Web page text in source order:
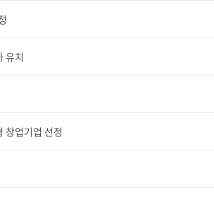
유치
창업기업 선정